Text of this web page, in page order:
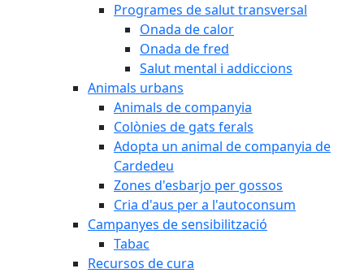
Programes de salut transversal
Onada de calor
Onada de fred
Salut mental i addiccions
Animals urbans
Animals de companyia
Colònies de gats ferals
Adopta un animal de companyia de
Cardedeu
Zones d'esbarjo per gossos
Cria d'aus per a l'autoconsum
Campanyes de sensibilització
Tabac
Recursos de cura